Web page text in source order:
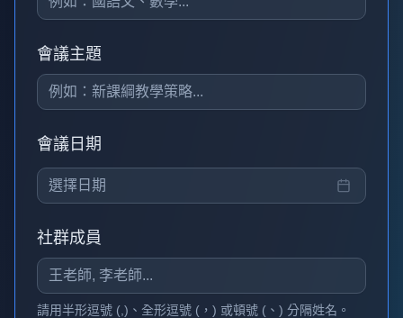
會議主題
會議日期
選擇日期
社群成員
請用半形逗號 (,)、全形逗號 (，) 或頓號 (、) 分隔姓名。